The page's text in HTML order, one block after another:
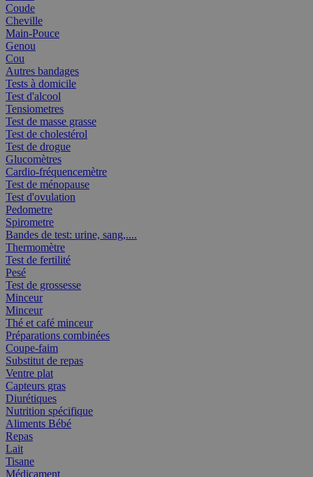
Coude
Cheville
Main-Pouce
Genou
Cou
Autres bandages
Tests à domicile
Test d'alcool
Tensiometres
Test de masse grasse
Test de cholestérol
Test de drogue
Glucomètres
Cardio-fréquencemètre
Test de ménopause
Test d'ovulation
Pedometre
Spirometre
Bandes de test: urine, sang,....
Thermomètre
Test de fertilité
Pesé
Test de grossesse
Minceur
Minceur
Thé et café minceur
Préparations combinées
Coupe-faim
Substitut de repas
Ventre plat
Capteurs gras
Diurétiques
Nutrition spécifique
Aliments Bébé
Repas
Lait
Tisane
Médicament